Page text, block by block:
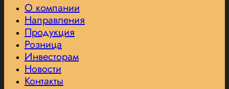
О компании
Направления
Продукция
Розница
Инвесторам
Новости
Контакты